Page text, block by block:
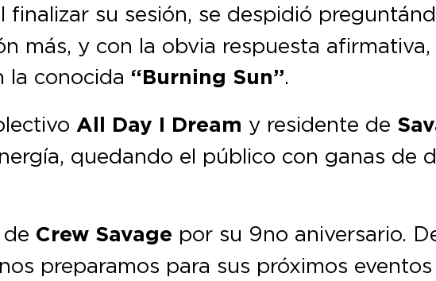
finalizar su sesión, se despidió
más, y con la obvia respuesta
la conocida “Burning Sun”.
All Day I Dream y residente de
quedando el público con ganas de
Crew Savage por su 9no aniversario.
preparamos para sus próximos